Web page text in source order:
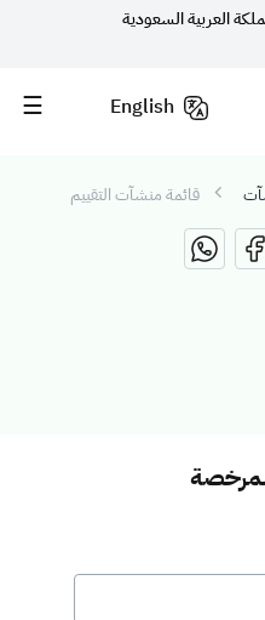
العربية السعودية
English
قائمة منشآت التقييم